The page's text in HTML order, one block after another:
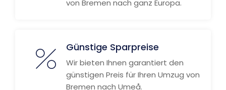
von Bremen nach ganz Europa.
Günstige Sparpreise
Wir bieten Ihnen garantiert den
günstigen Preis für Ihren Umzug von
Bremen nach Umeå.